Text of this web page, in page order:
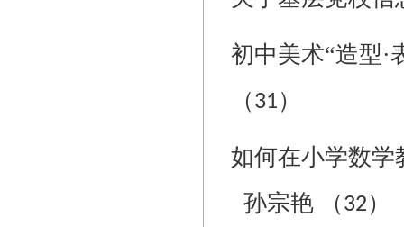
初中美术“造型
（ 31 ）
如何在小学数学
孙宗艳
（ 32 ）